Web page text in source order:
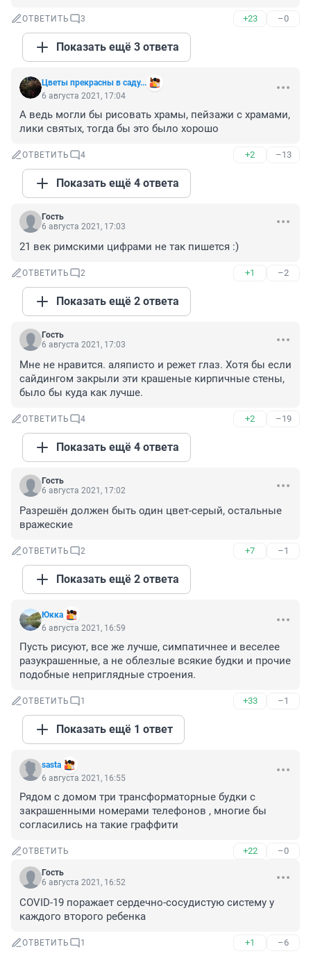
ОТВЕТИТЬ 3 +23 –0
Показать ещё 3 ответа
Цветы прекрасны в саду...
6 августа 2021, 17:04
А ведь могли бы рисовать храмы, пейзажи с храмами,
лики святых, тогда бы это было хорошо
ОТВЕТИТЬ 4 +2 –13
Показать ещё 4 ответа
Гость
6 августа 2021, 17:03
21 век римскими цифрами не так пишется :)
ОТВЕТИТЬ 2 +1 –2
Показать ещё 2 ответа
Гость
6 августа 2021, 17:03
Мне не нравится. аляписто и режет глаз. Хотя бы если
сайдингом закрыли эти крашеные кирпичные стены,
было бы куда как лучше.
ОТВЕТИТЬ 4 +2 –19
Показать ещё 4 ответа
Гость
6 августа 2021, 17:02
Разрешён должен быть один цвет-серый, остальные
вражеские
ОТВЕТИТЬ 2 +7 –1
Показать ещё 2 ответа
Юкка
6 августа 2021, 16:59
Пусть рисуют, все же лучше, симпатичнее и веселее
разукрашенные, а не облезлые всякие будки и прочие
подобные неприглядные строения.
ОТВЕТИТЬ 1 +33 –1
Показать ещё 1 ответ
sasta
6 августа 2021, 16:55
Рядом с домом три трансформаторные будки с
закрашенными номерами телефонов , многие бы
согласились на такие граффити
ОТВЕТИТЬ +22 –0
Гость
6 августа 2021, 16:52
COVID-19 поражает сердечно-сосудистую систему у
каждого второго ребенка
ОТВЕТИТЬ 1 +1 –6